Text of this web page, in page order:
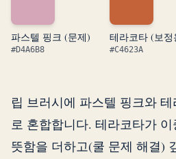
파스텔 핑크 (문제)
#D4A6B8
테라코타 (보정
#C4623A
립 브러시에 파스텔 핑크와
로 혼합합니다. 테라코타가
뜻함을 더하고(쿨 문제 해결)